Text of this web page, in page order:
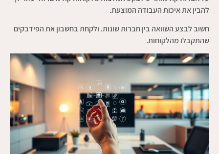
להבין את איכות העבודה המוצעת.
חשוב לבצע השוואה בין חברות שונות. ולקחת בחשבון את הפידבקים
שהתקבלו מהלקוחות.